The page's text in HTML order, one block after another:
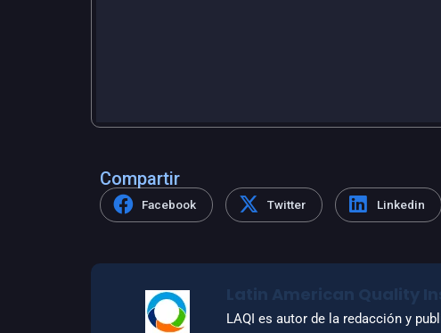
Compartir
Facebook Twitter Linkedin
LAQI es autor de la redacción y